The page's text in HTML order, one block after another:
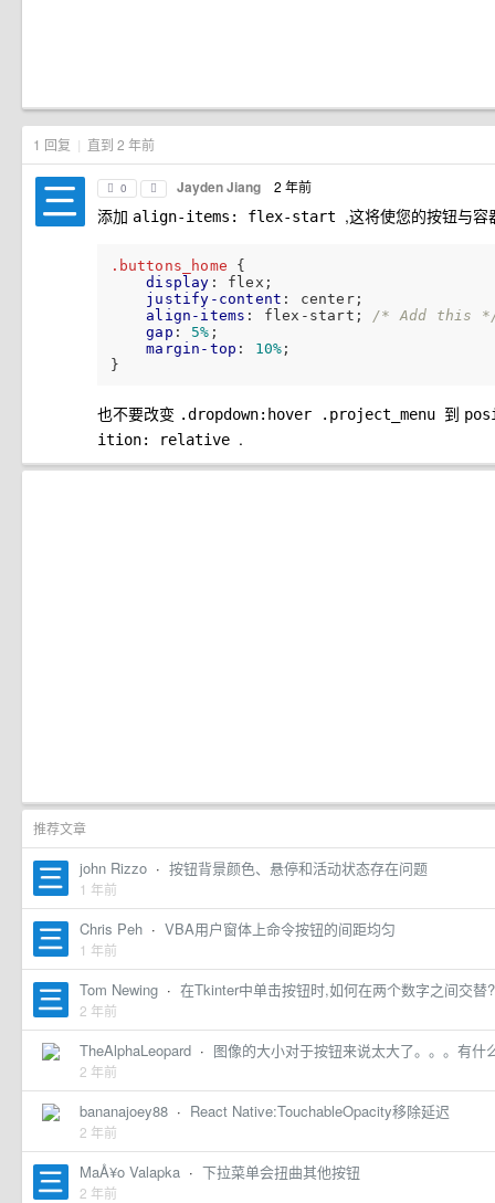
1 回复 | 直到 2 年前
0 Jayden Jiang 2 年前
添加 align-items: flex-start ,这将使您的按钮与容
.buttons_home {
display : flex;
justify-content : center;
align-items : flex-start;
/* Add this
gap : 5% ;
margin-top : 10% ;
也不要改变 .dropdown:hover .project_menu 到
ition: relative .
推荐文章
john Rizzo · 按钮背景颜色、悬停和活动状态存在问题
1 年前
Chris Peh · VBA用户窗体上命令按钮的间距均匀
1 年前
Tom Newing · 在Tkinter中单击按钮时,如何在两个数字之间交替?
2 年前
TheAlphaLeopard · 图像的大小对于按钮来说太大了。。。有什
2 年前
bananajoey88 · React Native:TouchableOpacity移除延迟
2 年前
MaÅ¥o Valapka · 下拉菜单会扭曲其他按钮
2 年前